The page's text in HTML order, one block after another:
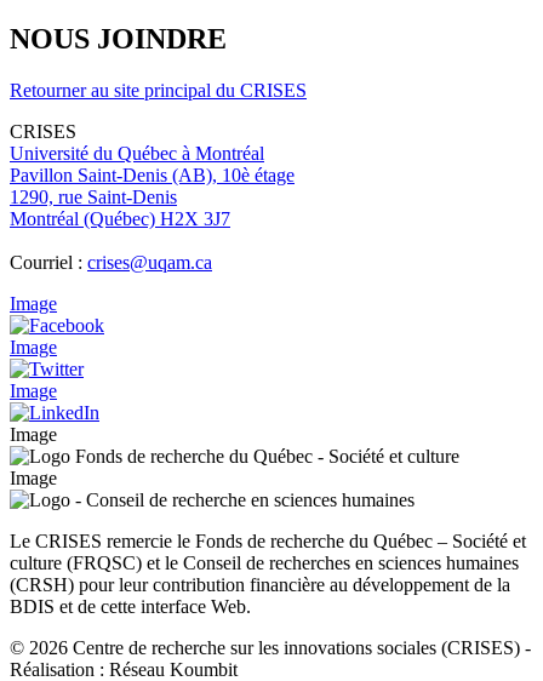
NOUS JOINDRE
Retourner au site principal du CRISES
CRISES
Université du Québec à Montréal
Pavillon Saint-Denis (AB), 10è étage
1290, rue Saint-Denis
Montréal (Québec) H2X 3J7
Courriel : crises@uqam.ca
Image
Image
Image
Image
Image
Le CRISES remercie le Fonds de recherche du Québec – Société et
culture (FRQSC) et le Conseil de recherches en sciences humaines
(CRSH) pour leur contribution financière au développement de la
BDIS et de cette interface Web.
© 2026 Centre de recherche sur les innovations sociales (CRISES) -
Réalisation : Réseau Koumbit